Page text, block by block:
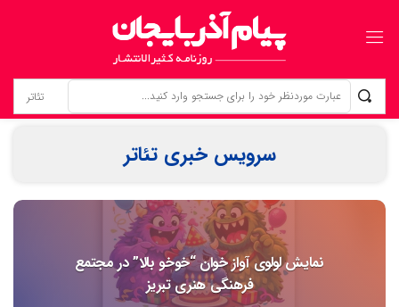
زنانی که بی‌نام، تبریز را ساخته‌اند ردپای زنان گمنام؛ از «کلانترخانیم»ها تا «عموم نسوان» در اسناد مشروطه
سرویس خبری تئاتر
نمایش لولوی آواز خوان “خوخو بالا” در مجتمع
فرهنگی هنری تبریز